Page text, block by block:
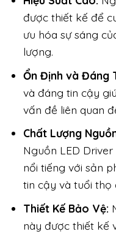
được thiết kế để
ưu hóa sự sáng
lượng.
Ổn Định và Đáng
và đáng tin cậy
vấn đề liên quan
Chất Lượng
Nguồn LED
nổi tiếng với sản
tin cậy và tuổi thọ
Thiết Kế Bảo Vệ:
này được thiết kế